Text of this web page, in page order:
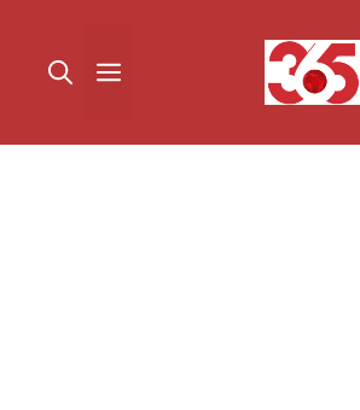
القائمة